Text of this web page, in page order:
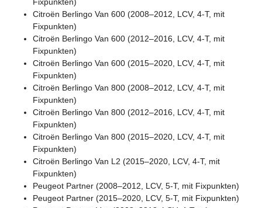
Citroën Berlingo Van 600 (2008–2012, LCV, 4-T, mit
Fixpunkten)
Citroën Berlingo Van 600 (2012–2016, LCV, 4-T, mit
Fixpunkten)
Citroën Berlingo Van 600 (2015–2020, LCV, 4-T, mit
Fixpunkten)
Citroën Berlingo Van 800 (2008–2012, LCV, 4-T, mit
Fixpunkten)
Citroën Berlingo Van 800 (2012–2016, LCV, 4-T, mit
Fixpunkten)
Citroën Berlingo Van 800 (2015–2020, LCV, 4-T, mit
Fixpunkten)
Citroën Berlingo Van L2 (2015–2020, LCV, 4-T, mit
Fixpunkten)
Peugeot Partner (2008–2012, LCV, 5-T, mit Fixpunkten)
Peugeot Partner (2015–2020, LCV, 5-T, mit Fixpunkten)